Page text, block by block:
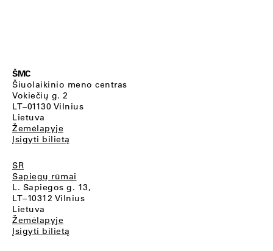
ŠMC
Šiuolaikinio meno centras
Vokiečių g. 2
LT–01130 Vilnius
Lietuva
Žemėlapyje
Įsigyti bilietą
SR
Sapiegų rūmai
L. Sapiegos g. 13,
LT–10312 Vilnius
Lietuva
Žemėlapyje
Įsigyti bilietą